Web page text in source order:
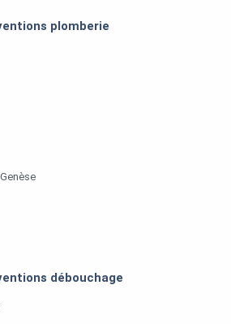
plomberie
débouchage